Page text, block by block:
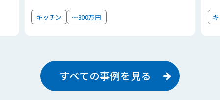
キッチン ～300万円
すべての事例を見る